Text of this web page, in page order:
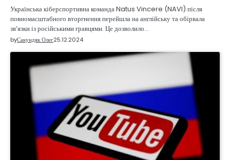
Українська кіберспортивна команда Natus Vincere (NAVI) після
повномасштабного вторгнення перейшла на англійську та обірвала
зв’язки із російськими гравцями. Це дозволило…
byСакундяк Олег25.12.2024